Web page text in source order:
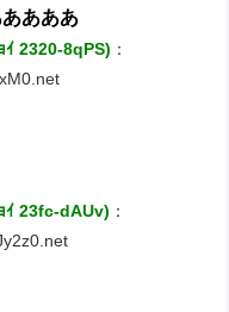
あああ
ｲ 2320-8qPS) ：
ｲ 23fc-dAUv) ：